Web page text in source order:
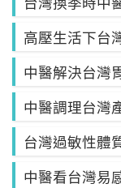
高壓生活下台
中醫解決台灣
中醫調理台灣
台灣過敏性體
中醫看台灣易